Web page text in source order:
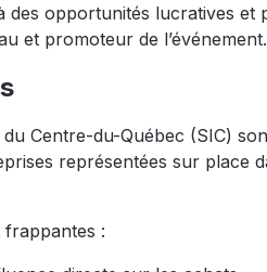
des opportunités lucratives
et promoteur de l’événement.
Centre-du-Québec (SIC)
représentées sur place
frappantes :